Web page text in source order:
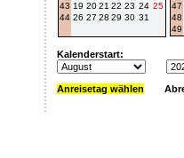
43 19 20 21 22 23 24 25
44 26 27 28 29 30 31
47
48
49
Kalenderstart:
Anreisetag wählen